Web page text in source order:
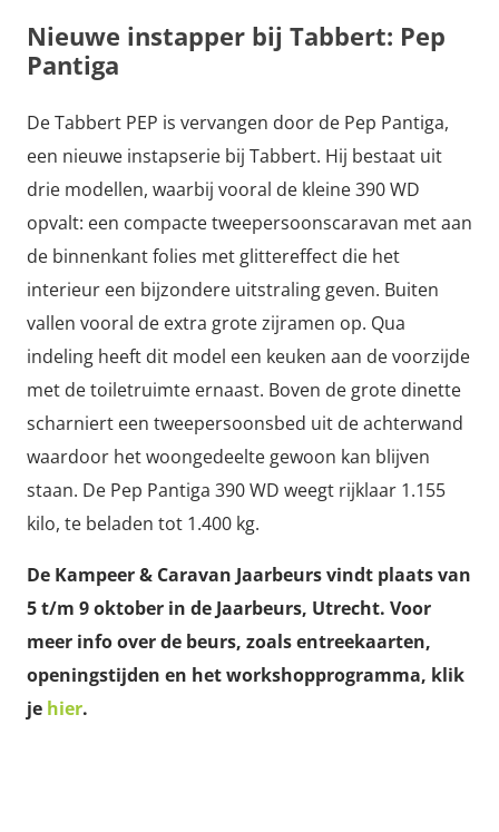
Nieuwe instapper bij Tabbert: Pep
Pantiga
De Tabbert PEP is vervangen door de Pep Pantiga,
een nieuwe instapserie bij Tabbert. Hij bestaat uit
drie modellen, waarbij vooral de kleine 390 WD
opvalt: een compacte tweepersoonscaravan met aan
de binnenkant folies met glittereffect die het
interieur een bijzondere uitstraling geven. Buiten
vallen vooral de extra grote zijramen op. Qua
indeling heeft dit model een keuken aan de voorzijde
met de toiletruimte ernaast. Boven de grote dinette
scharniert een tweepersoonsbed uit de achterwand
waardoor het woongedeelte gewoon kan blijven
staan. De Pep Pantiga 390 WD weegt rijklaar 1.155
kilo, te beladen tot 1.400 kg.
De Kampeer & Caravan Jaarbeurs vindt plaats van
5 t/m 9 oktober in de Jaarbeurs, Utrecht. Voor
meer info over de beurs, zoals entreekaarten,
openingstijden en het workshopprogramma, klik
je hier.